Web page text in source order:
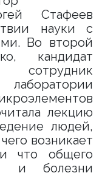
Стафеев
науки с
Во второй
кандидат
сотрудник
лекцию
людей,
возникает
и что общего
и болезни